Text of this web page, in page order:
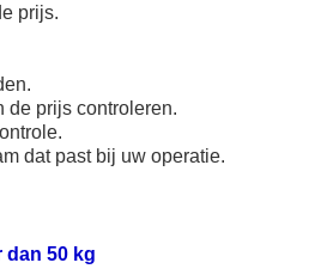
prijs.
de prijs controleren.
dat past bij uw operatie.
dan 50 kg